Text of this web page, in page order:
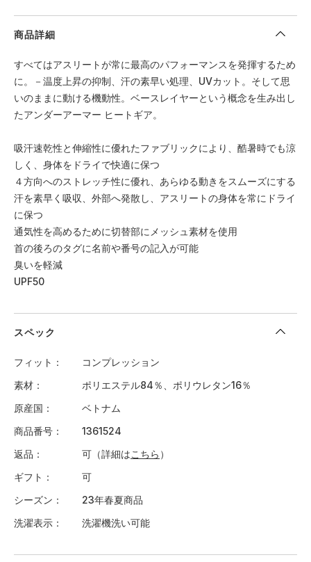
商品詳細
すべてはアスリートが常に最高のパフォーマンスを発揮するため
に。－温度上昇の抑制、汗の素早い処理、UVカット。そして思
いのままに動ける機動性。ベースレイヤーという概念を生み出し
たアンダーアーマー ヒートギア。
吸汗速乾性と伸縮性に優れたファブリックにより、酷暑時でも涼
しく、身体をドライで快適に保つ
４方向へのストレッチ性に優れ、あらゆる動きをスムーズにする
汗を素早く吸収、外部へ発散し、アスリートの身体を常にドライ
に保つ
通気性を高めるために切替部にメッシュ素材を使用
首の後ろのタグに名前や番号の記入が可能
臭いを軽減
UPF50
スペック
フィット
コンプレッション
素材
ポリエステル84％、ポリウレタン16％
原産国
ベトナム
商品番号
1361524
返品
可（詳細はこちら ）
ギフト
可
シーズン
23年春夏商品
洗濯表示
洗濯機洗い可能